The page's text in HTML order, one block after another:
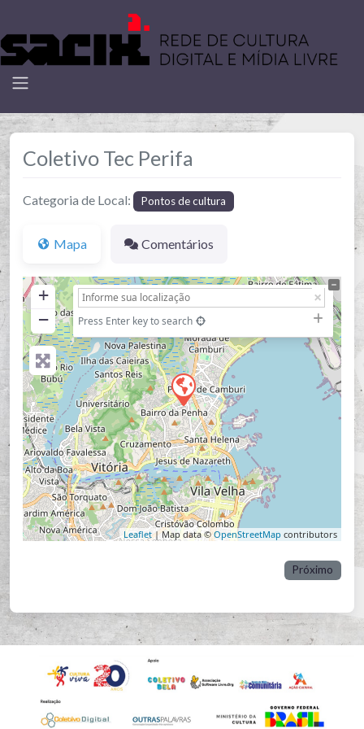
Coletivo Tec Perifa
Categoria de Local: Pontos de cultura
Mapa Comentários
+
−
Press Enter key to search
Leaflet| Map data ©OpenStreetMap contributors
Próximo